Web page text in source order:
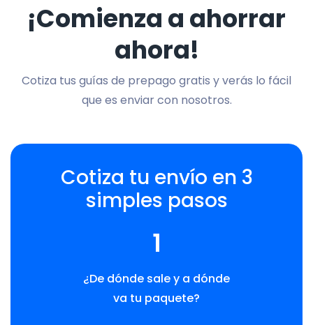
¡Comienza a ahorrar
ahora!
Cotiza tus guías de prepago gratis y verás lo fácil
que es enviar con nosotros.
Cotiza tu envío en 3
simples pasos
1
¿De dónde sale y a dónde
va tu paquete?